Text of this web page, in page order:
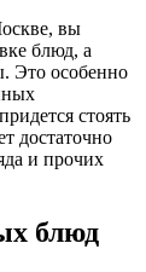
вы
блюд, а
Это особенно
стоять
достаточно
и прочих
блюд